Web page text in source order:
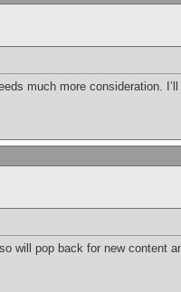
much more consideration.
will pop back for new content